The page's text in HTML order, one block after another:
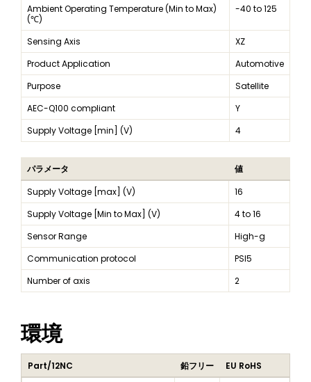
Ambient Operating Temperature (Min to Max)
(℃)
-40 to 125
Sensing Axis
XZ
Product Application
Automotive
Purpose
Satellite
AEC-Q100 compliant
Y
Supply Voltage [min] (V)
4
パラメータ
値
Supply Voltage [max] (V)
16
Supply Voltage [Min to Max] (V)
4 to 16
Sensor Range
High-g
Communication protocol
PSI5
Number of axis
2
環境
Part/12NC 鉛フリー
EU RoHS